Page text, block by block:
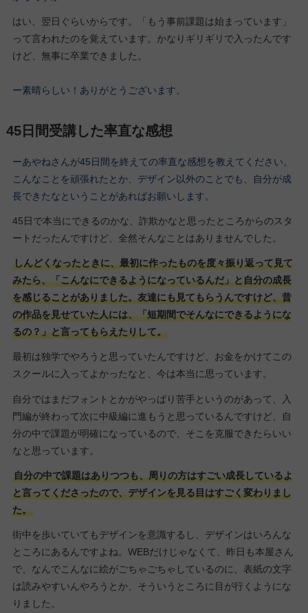
はい、翌日ぐらいからです。「もう事前課題は始まっています」
って言われたのを覚えています。かなりギリギリで入ったんです
けど、無事に卒業できました。
ー素晴らしい！ありがとうございます。
45日間受講した率直な感想
ーあやねさんが45日間を終えての率直な感想を教えてください。
こんなことを頑張れたとか、デザイン以外のことでも、自分が成
長できたなということがあればお願いします。
45日で本当にできるのかな、詐欺かなと思ったところからのスタ
ートだったんですけど、全然そんなことはありませんでした。
しんどくなったときに、最初に作ったものを度々振り返って見て
みたら、「こんなにできるようになっているんだ」と自分の成長
を感じることがありました。友達にも見てもらうんですけど、昔
の作品を見せていた人には、「短期間でそんなにできるようにな
るの？」と言ってもらえたりして。
最初は独学でやろうと思っていたんですけど、お金をかけてこの
スクールに入ってよかったなと、今は本当に思っています。
自分ではまだフォントとかがやっぱり苦手というのがあって、入
門編が終わって次に中級編に進もうと思っているんですけど、自
分の中で課題が明確になっているので、そこを克服できたらいい
なと思っています。
自分の中で課題はありつつも、周りの方はすごい成長しているよ
と言ってくださったので、デザインを見る目はすごく変わりまし
た。
街中を歩いていてもデザインを意識するし、デザインはいろんな
ところにあるんですよね。WEBだけじゃなくて、昨日も本屋さん
で、なんでこんなに絵がごちゃごちゃしているのに、表紙の文字
は読みやすいんやろうとか、そういうところに目が行くようにな
りました。